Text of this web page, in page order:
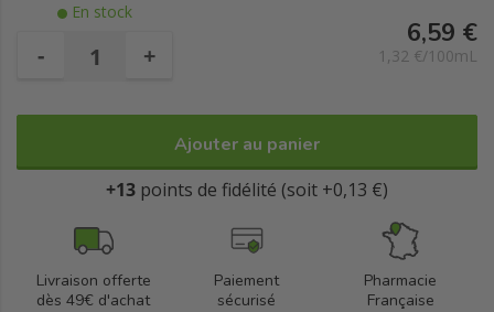
En stock
- +
6,59 €
1,32 €/100mL
Ajouter au panier
+13 points de fidélité (soit +0,13 €)
Livraison offerte
dès 49€ d'achat
Paiement
sécurisé
Pharmacie
Française